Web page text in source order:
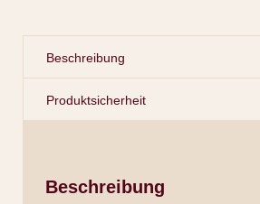
Beschreibung
Produktsicherheit
Beschreibung